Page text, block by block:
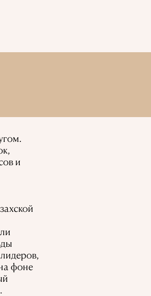
и
фоне